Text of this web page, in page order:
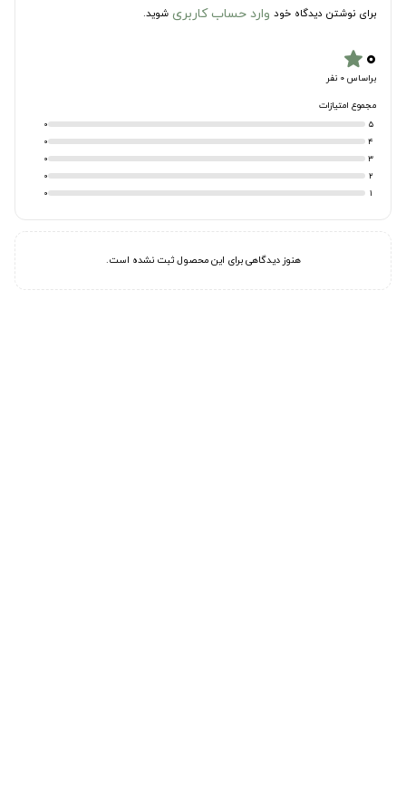
برای نوشتن دیدگاه خود وارد حساب کاربری شوید.
۰star
براساس 0 نفر
مجموع امتیازات
5
0
4
0
3
0
2
0
1
0
هنوز دیدگاهی برای این محصول ثبت نشده است.